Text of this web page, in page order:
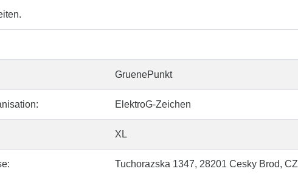
GruenePunkt
ElektroG-Zeichen
XL
Tuchorazska 1347, 28201 Cesky Brod, CZ